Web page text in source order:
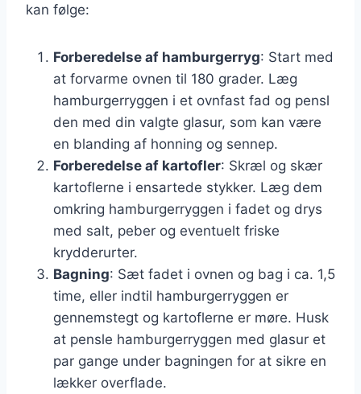
kan følge:
Forberedelse af hamburgerryg: Start med
at forvarme ovnen til 180 grader. Læg
hamburgerryggen i et ovnfast fad og pensl
den med din valgte glasur, som kan være
en blanding af honning og sennep.
Forberedelse af kartofler: Skræl og skær
kartoflerne i ensartede stykker. Læg dem
omkring hamburgerryggen i fadet og drys
med salt, peber og eventuelt friske
krydderurter.
Bagning: Sæt fadet i ovnen og bag i ca. 1,5
time, eller indtil hamburgerryggen er
gennemstegt og kartoflerne er møre. Husk
at pensle hamburgerryggen med glasur et
par gange under bagningen for at sikre en
lækker overflade.